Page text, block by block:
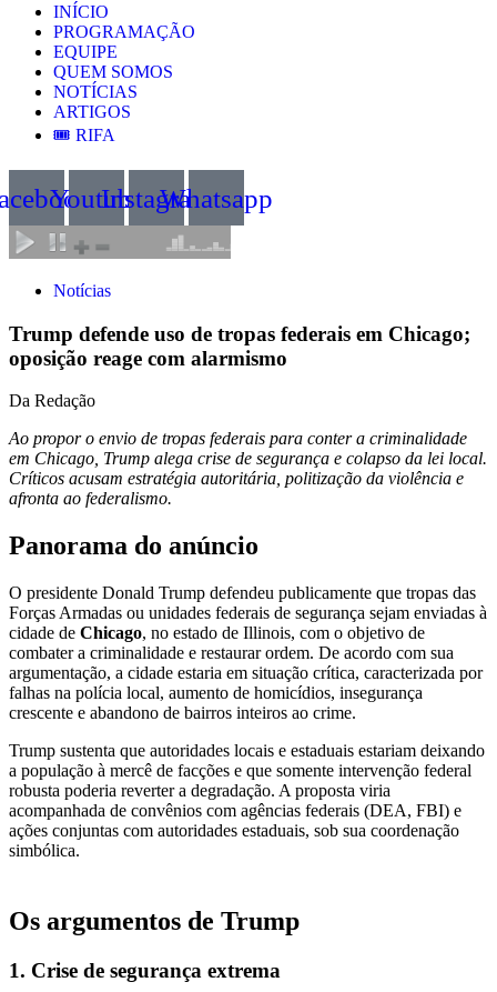
INÍCIO
PROGRAMAÇÃO
EQUIPE
QUEM SOMOS
NOTÍCIAS
ARTIGOS
🎟️ RIFA
YoutubeInstagramWhatsapp
Notícias
Trump defende uso de tropas federais em Chicago;
oposição reage com alarmismo
Da Redação
Ao propor o envio de tropas federais para conter a criminalidade
em Chicago, Trump alega crise de segurança e colapso da lei local.
Críticos acusam estratégia autoritária, politização da violência e
afronta ao federalismo.
Panorama do anúncio
O presidente Donald Trump defendeu publicamente que tropas das
Forças Armadas ou unidades federais de segurança sejam enviadas à
cidade de Chicago, no estado de Illinois, com o objetivo de
combater a criminalidade e restaurar ordem. De acordo com sua
argumentação, a cidade estaria em situação crítica, caracterizada por
falhas na polícia local, aumento de homicídios, insegurança
crescente e abandono de bairros inteiros ao crime.
Trump sustenta que autoridades locais e estaduais estariam deixando
a população à mercê de facções e que somente intervenção federal
robusta poderia reverter a degradação. A proposta viria
acompanhada de convênios com agências federais (DEA, FBI) e
ações conjuntas com autoridades estaduais, sob sua coordenação
simbólica.
Os argumentos de Trump
1. Crise de segurança extrema